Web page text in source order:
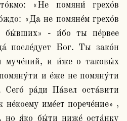
«Не помяни́ грехо́в
«Да не помяне́м грехо́в
бы́вших» - и́бо ты пе́рвее
после́дует Бог. Ты зако́н
муче́ний, и и́же о таковы́х
и е́же не помяну́ти
Сего́ ра́ди Па́вел оста́вити
не́коему име́ет порече́ние» ,
но я́ко бы́ти ниже́ оста́нку